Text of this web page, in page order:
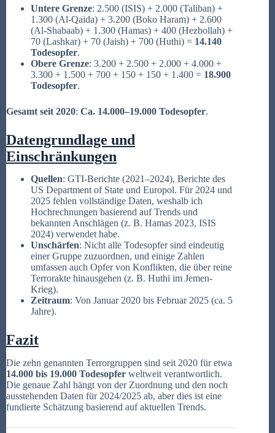
Untere Grenze: 2.500 (ISIS) + 2.000 (Taliban) +
1.300 (Al-Qaida) + 3.200 (Boko Haram) + 2.600
(Al-Shabaab) + 1.300 (Hamas) + 400 (Hezbollah) +
70 (Lashkar) + 70 (Jaish) + 700 (Huthi) = 14.140
Todesopfer.
Obere Grenze: 3.200 + 2.500 + 2.000 + 4.000 +
3.300 + 1.500 + 700 + 150 + 150 + 1.400 = 18.900
Todesopfer.
Gesamt seit 2020: Ca. 14.000–19.000 Todesopfer.
Datengrundlage und
Einschränkungen
Quellen: GTI-Berichte (2021–2024), Berichte des
US Department of State und Europol. Für 2024 und
2025 fehlen vollständige Daten, weshalb ich
Hochrechnungen basierend auf Trends und
bekannten Anschlägen (z. B. Hamas 2023, ISIS
2024) verwendet habe.
Unschärfen: Nicht alle Todesopfer sind eindeutig
einer Gruppe zuzuordnen, und einige Zahlen
umfassen auch Opfer von Konflikten, die über reine
Terrorakte hinausgehen (z. B. Huthi im Jemen-
Krieg).
Zeitraum: Von Januar 2020 bis Februar 2025 (ca. 5
Jahre).
Fazit
Die zehn genannten Terrorgruppen sind seit 2020 für etwa
14.000 bis 19.000 Todesopfer weltweit verantwortlich.
Die genaue Zahl hängt von der Zuordnung und den noch
ausstehenden Daten für 2024/2025 ab, aber dies ist eine
fundierte Schätzung basierend auf aktuellen Trends.